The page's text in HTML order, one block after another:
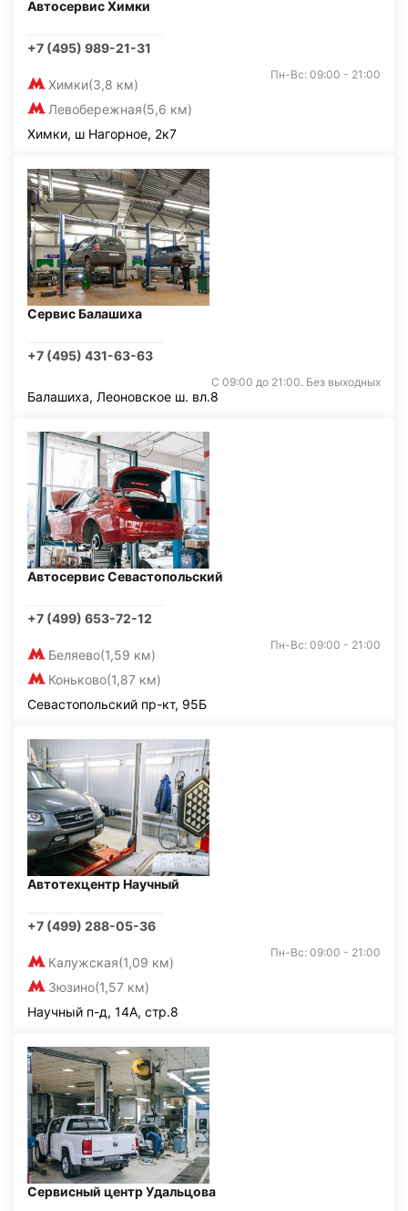
Автосервис Химки
+7 (495) 989-21-31
Химки(3,8 км)
Левобережная(5,6 км)
Пн-Вс: 09:00 - 21:00
Химки, ш Нагорное, 2к7
Сервис Балашиха
+7 (495) 431-63-63
С 09:00 до 21:00. Без выходных
Балашиха, Леоновское ш. вл.8
Автосервис Севастопольский
+7 (499) 653-72-12
Беляево(1,59 км)
Коньково(1,87 км)
Пн-Вс: 09:00 - 21:00
Севастопольский пр-кт, 95Б
Автотехцентр Научный
+7 (499) 288-05-36
Калужская(1,09 км)
Зюзино(1,57 км)
Пн-Вс: 09:00 - 21:00
Научный п-д, 14А, стр.8
Сервисный центр Удальцова